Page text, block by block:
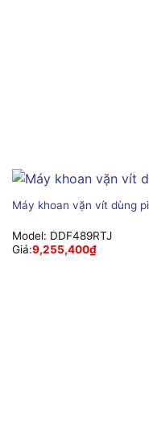
Máy khoan vặn vít dùng
Model: DDF489RTJ
Giá:9,255,400₫